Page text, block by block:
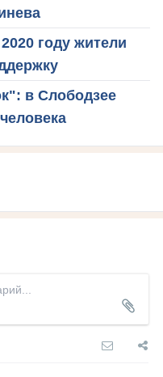
году жители
в Слободзее